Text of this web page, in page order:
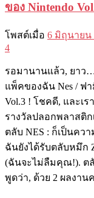
ของ Nintendo
โพสต์เมื่อ 6 มิถุนายน
4
รอมานานแล้ว, ยาว
แพ็คของฉัน Nes / ฟ
Vol.3 ! โชคดี, และเ
รางวัลปลอกพลาสติ
ตลับ NES : ก็เป็นค
ฉันยังได้รับตลับหมึก
(ฉันจะไม่ลืมคุณ!). ตลั
พูดว่า, ด้วย 2 ผลงาน